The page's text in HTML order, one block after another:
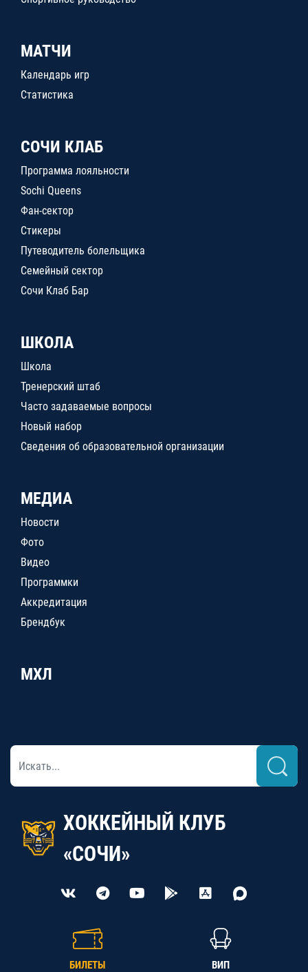
МАТЧИ
Календарь игр
Статистика
СОЧИ КЛАБ
Программа лояльности
Sochi Queens
Фан-сектор
Стикеры
Путеводитель болельщика
Семейный сектор
Сочи Клаб Бар
ШКОЛА
Школа
Тренерский штаб
Часто задаваемые вопросы
Новый набор
Сведения об образовательной организации
МЕДИА
Новости
Фото
Видео
Программки
Аккредитация
Брендбук
МХЛ
ХОККЕЙНЫЙ КЛУБ
«СОЧИ»
БИЛЕТЫ ВИП